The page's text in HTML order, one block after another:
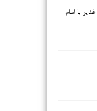
با امام